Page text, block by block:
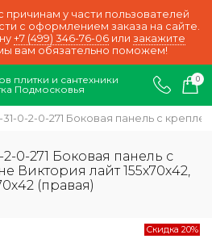
у части пользователей
с оформлением заказа на сайте.
+7 (499) 346-76-06 или закажите
вам обязательно поможем!
плитки и сантехники
Подмосковья
0
31-0-2-0-271 Боковая панель с
2-0-271 Боковая панель с
Виктория лайт 155х70х42,
(правая)
Скидка 20%